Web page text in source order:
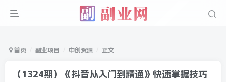
首页 副业项目 中创资源 正文
（1324期）《抖音从入门到精通》快速掌握技巧